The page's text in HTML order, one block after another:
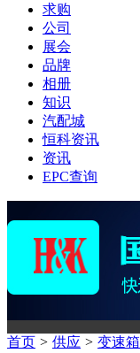
求购
公司
展会
品牌
相册
知识
汽配城
恒科资讯
资讯
EPC查询
首页 > 供应 > 变速箱